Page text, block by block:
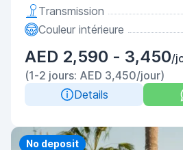
Transmission
Couleur intérieure
AED 2,590 - 3,450/
(1-2 jours: AED 3,450/jour)
Details
No deposit